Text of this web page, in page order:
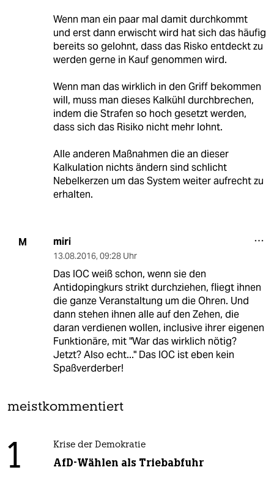
Wenn man ein paar mal damit durchkommt
und erst dann erwischt wird hat sich das häufig
bereits so gelohnt, dass das Risko entdeckt zu
werden gerne in Kauf genommen wird.
Wenn man das wirklich in den Griff bekommen
will, muss man dieses Kalkühl durchbrechen,
indem die Strafen so hoch gesetzt werden,
dass sich das Risiko nicht mehr lohnt.
Alle anderen Maßnahmen die an dieser
Kalkulation nichts ändern sind schlicht
Nebelkerzen um das System weiter aufrecht zu
erhalten.
M miri
13.08.2016, 09:28 Uhr
Das IOC weiß schon, wenn sie den
Antidopingkurs strikt durchziehen, fliegt ihnen
die ganze Veranstaltung um die Ohren. Und
dann stehen ihnen alle auf den Zehen, die
daran verdienen wollen, inclusive ihrer eigenen
Funktionäre, mit "War das wirklich nötig?
Jetzt? Also echt..." Das IOC ist eben kein
Spaßverderber!
meistkommentiert
1 Krise der Demokratie
AfD-Wählen als Triebabfuhr